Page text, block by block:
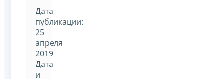
Дата
публикации:
25
апреля
2019
Дата
и